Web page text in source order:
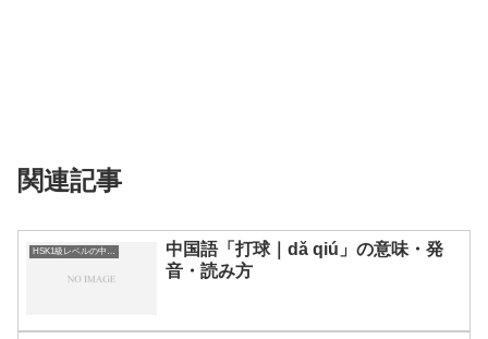
関連記事
中国語「打球｜dǎ qiú」の意味・発
音・読み方